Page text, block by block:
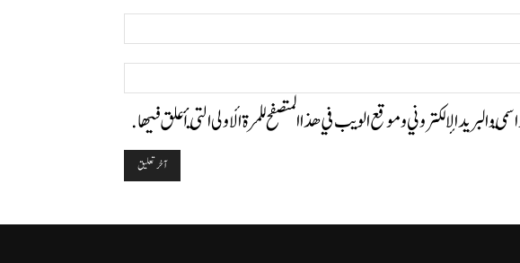
البريد
الإلكتروني:*
الموقع:
والبريد الإلكتروني وموقع الويب في هذا المتصفح للمرة الأولى التي أعلق فيها.